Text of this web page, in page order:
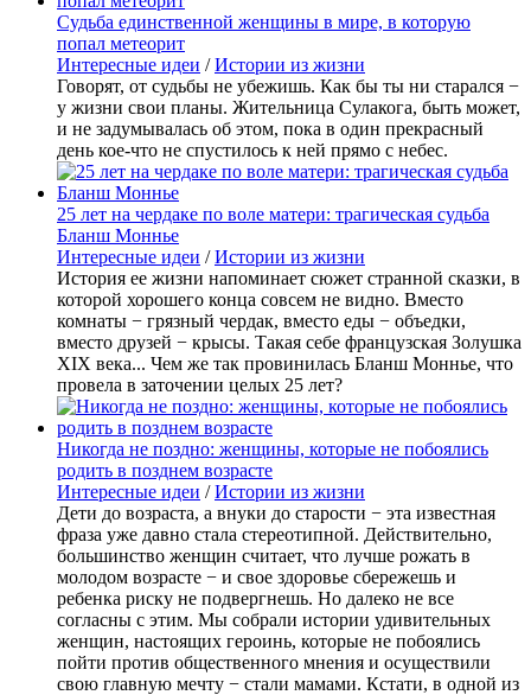
Судьба единственной женщины в мире, в которую
попал метеорит
Интересные идеи /Истории из жизни
Говорят, от судьбы не убежишь. Как бы ты ни старался −
у жизни свои планы. Жительница Сулакога, быть может,
и не задумывалась об этом, пока в один прекрасный
день кое-что не спустилось к ней прямо с небес.
25 лет на чердаке по воле матери: трагическая судьба
Бланш Моннье
Интересные идеи /Истории из жизни
История ее жизни напоминает сюжет странной сказки, в
которой хорошего конца совсем не видно. Вместо
комнаты − грязный чердак, вместо еды − объедки,
вместо друзей − крысы. Такая себе французская Золушка
XIX века... Чем же так провинилась Бланш Моннье, что
провела в заточении целых 25 лет?
Никогда не поздно: женщины, которые не побоялись
родить в позднем возрасте
Интересные идеи /Истории из жизни
Дети до возраста, а внуки до старости − эта известная
фраза уже давно стала стереотипной. Действительно,
большинство женщин считает, что лучше рожать в
молодом возрасте − и свое здоровье сбережешь и
ребенка риску не подвергнешь. Но далеко не все
согласны с этим. Мы собрали истории удивительных
женщин, настоящих героинь, которые не побоялись
пойти против общественного мнения и осуществили
свою главную мечту − стали мамами. Кстати, в одной из